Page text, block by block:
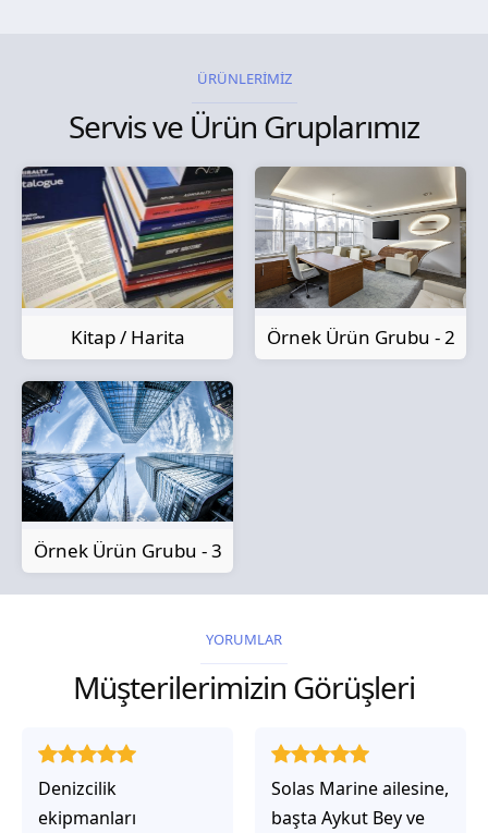
ÜRÜNLERİMİZ
Servis ve Ürün Gruplarımız
Kitap / Harita Örnek Ürün Grubu - 2
Örnek Ürün Grubu - 3
YORUMLAR
Müşterilerimizin Görüşleri
Solas Marine ailesine,
başta Aykut Bey ve
Solas Marine ile
çalıştığınızda,